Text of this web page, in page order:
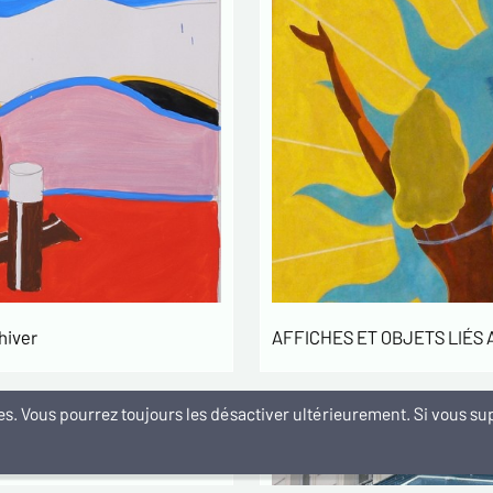
AFFICHES ET OBJETS LIÉS
5 RUE
DEUX
Vous pourrez toujours les désactiver ultérieurement. Si vous